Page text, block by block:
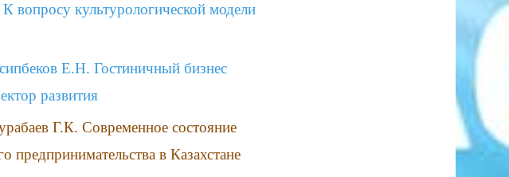
культурологической модели
Е.Н. Гостиничный бизнес
развития
Г.К. Современное состояние
в Казахстане